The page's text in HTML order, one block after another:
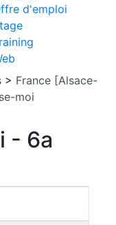
d'emploi
> France [Alsace-
moi
- 6a